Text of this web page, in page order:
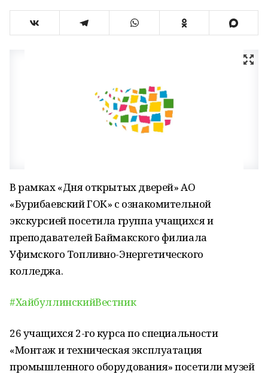
В рамках «Дня открытых дверей» АО
«Бурибаевский ГОК» с ознакомительной
экскурсией посетила группа учащихся и
преподавателей Баймакского филиала
Уфимского Топливно-Энергетического
колледжа.
#ХайбуллинскийВестник
26 учащихся 2-го курса по специальности
«Монтаж и техническая эксплуатация
промышленного оборудования» посетили музей